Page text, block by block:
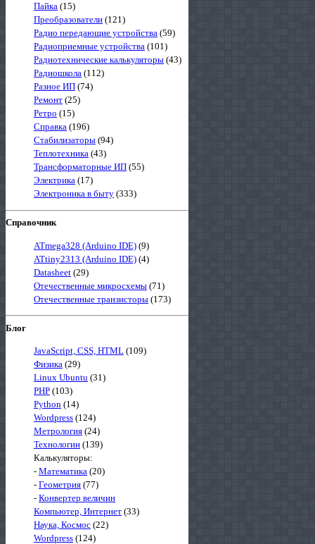
Пайка (15)
Преобразователи (121)
Радио передающие устройства (59)
Радиоприемные устройства (101)
Радиотехнические калькуляторы (43)
Радиошкола (112)
Разное ИП (74)
Ремонт (25)
Ретро (15)
Справка (196)
Стабилизаторы (94)
Теплотехника (43)
Трансформаторные ИП (55)
Электрика (17)
Электроника в быту (333)
Справочник
ATmega328 (Arduino IDE) (9)
ATtiny2313 (Arduino IDE) (4)
Datasheet (29)
Отечественные микросхемы (71)
Отечественные транзисторы (173)
Блог
JavaScript, CSS, HTML (109)
Физика (29)
Linux Ubuntu (31)
PHP (103)
Python (14)
Wordpress (124)
Метрология (24)
Технологии (139)
Калькуляторы:
- Математика (20)
- Геометрия (77)
- Конвертер величин
Компьютер, Интернет (33)
Наука, Космос (22)
Wordpress (124)